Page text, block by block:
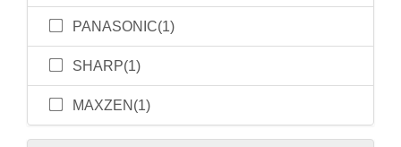
PANASONIC(1)
SHARP(1)
MAXZEN(1)